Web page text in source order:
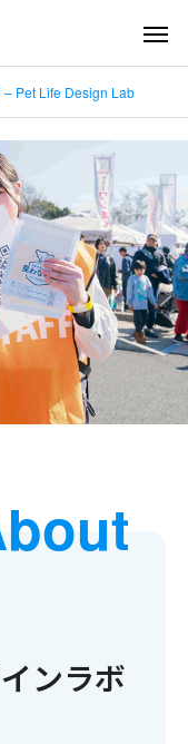
– Pet Life Design Lab
ンラボ